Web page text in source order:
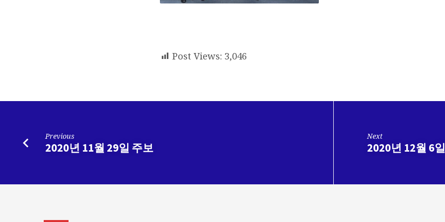
Post Views: 3,046
Previous
2020년 11월 29일 주보
Next
2020년 12월 6